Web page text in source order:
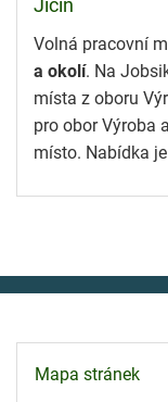
Jičín
Volná pracovní
a okolí. Na
místa z oboru
pro obor Výroba
místo. Nabídka
Mapa stránek